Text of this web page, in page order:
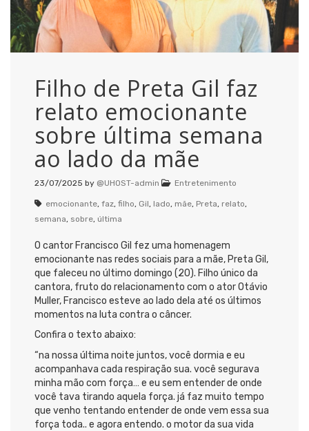
Filho de Preta Gil faz
relato emocionante
sobre última semana
ao lado da mãe
23/07/2025 by @UHOST-admin Entretenimento
emocionante, faz, filho, Gil, lado, mãe, Preta, relato,
semana, sobre, última
O cantor Francisco Gil fez uma homenagem
emocionante nas redes sociais para a mãe, Preta Gil,
que faleceu no último domingo (20). Filho único da
cantora, fruto do relacionamento com o ator Otávio
Muller, Francisco esteve ao lado dela até os últimos
momentos na luta contra o câncer.
Confira o texto abaixo:
“na nossa última noite juntos, você dormia e eu
acompanhava cada respiração sua. você segurava
minha mão com força… e eu sem entender de onde
você tava tirando aquela força. já faz muito tempo
que venho tentando entender de onde vem essa sua
força toda.. e agora entendo. o motor da sua vida